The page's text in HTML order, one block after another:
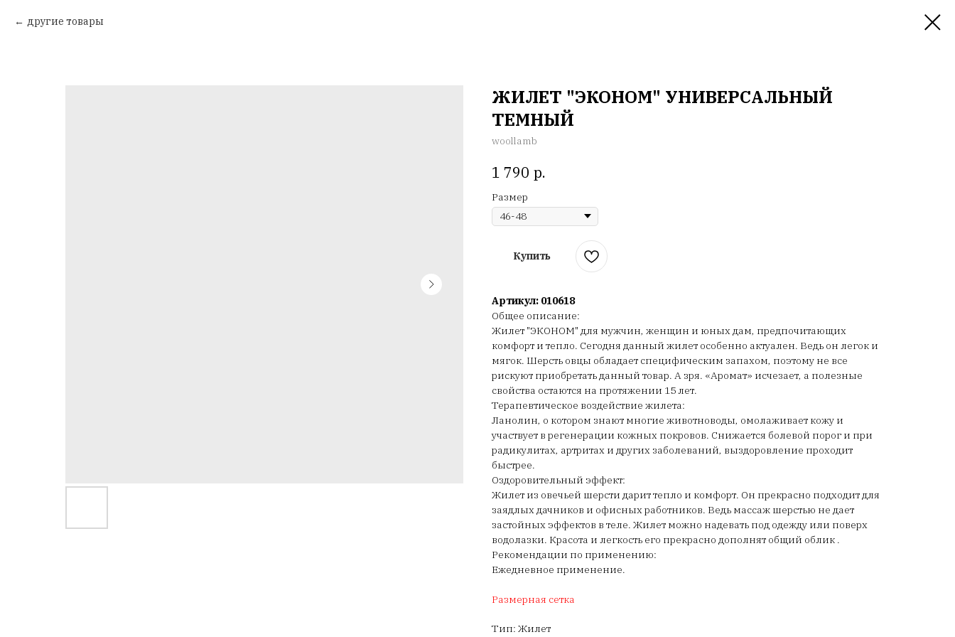
другие товары
ЖИЛЕТ "ЭКОНОМ" УНИВЕРСАЛЬНЫЙ
ТЕМНЫЙ
woollamb
1 790 р.
Размер
Купить
Артикул: 010618
Общее описание:
Жилет "ЭКОНОМ" для мужчин, женщин и юных дам, предпочитающих
комфорт и тепло. Сегодня данный жилет особенно актуален. Ведь он легок и
мягок. Шерсть овцы обладает специфическим запахом, поэтому не все
рискуют приобретать данный товар. А зря. «Аромат» исчезает, а полезные
свойства остаются на протяжении 15 лет.
Терапевтическое воздействие жилета:
Ланолин, о котором знают многие животноводы, омолаживает кожу и
участвует в регенерации кожных покровов. Снижается болевой порог и при
радикулитах, артритах и других заболеваний, выздоровление проходит
быстрее.
Оздоровительный эффект:
Жилет из овечьей шерсти дарит тепло и комфорт. Он прекрасно подходит для
заядлых дачников и офисных работников. Ведь массаж шерстью не дает
застойных эффектов в теле. Жилет можно надевать под одежду или поверх
водолазки. Красота и легкость его прекрасно дополнят общий облик .
Рекомендации по применению:
Ежедневное применение.
Размерная сетка
Тип: Жилет